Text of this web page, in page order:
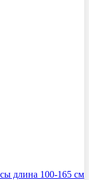
длина 100-165 см